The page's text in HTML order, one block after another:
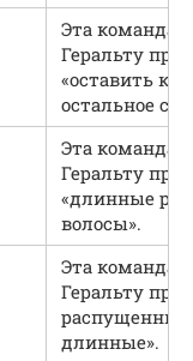
Эта команда
Геральту
«оставить
остальное
Эта команда
Геральту
«длинные
волосы».
Эта команда
Геральту
длинные».